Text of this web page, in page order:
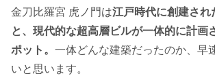
金刀比羅宮 虎ノ門は江戸時代に創建され
と、現代的な超高層ビルが一体的に計画
ポット。 一体どんな建築だったのか、早
いと思います。